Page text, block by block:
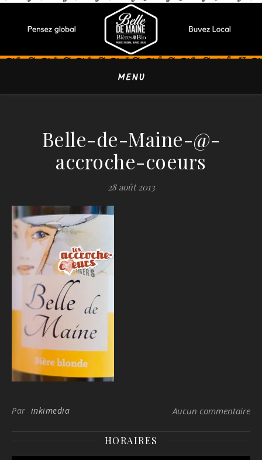
MENU
Belle-de-Maine-@-
accroche-coeurs
28 août 2013
Par inkimedia Aucun commentaire
HORAIRES